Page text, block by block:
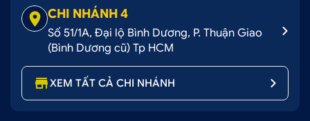
tróc từ các tác động bên ngoài
Thời gian thi công nhanh chóng, hoàn thiện
nhanh trong ngày
Giá rẻ so với sơn đổi màu, chỉ từ vài triệu đồng
Ngoài radán đổi màu đen mờ Hyundai
CHI NHÁNH 4
Số 51/1A, Đại lộ Bình Dương, P. Thuận Giao
(Bình Dương cũ) Tp HCM
XEM TẤT CẢ CHI NHÁNH